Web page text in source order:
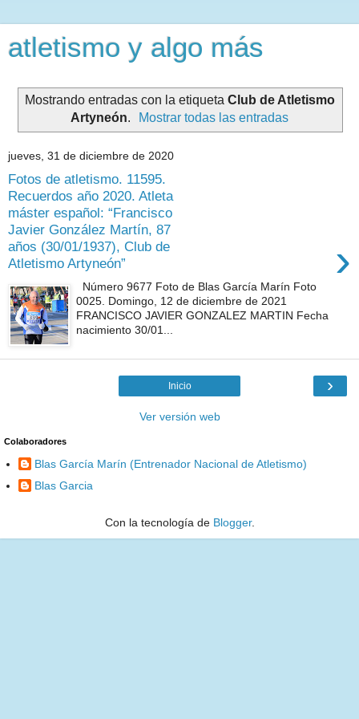
atletismo y algo más
Mostrando entradas con la etiqueta Club de Atletismo
Artyneón. Mostrar todas las entradas
jueves, 31 de diciembre de 2020
Fotos de atletismo. 11595.
Recuerdos año 2020. Atleta
máster español: “Francisco
Javier González Martín, 87
años (30/01/1937), Club de
Atletismo Artyneón”
›
Número 9677 Foto de Blas García Marín Foto
0025. Domingo, 12 de diciembre de 2021
FRANCISCO JAVIER GONZALEZ MARTIN Fecha
nacimiento 30/01...
›
Inicio
Ver versión web
Colaboradores
Blas García Marín (Entrenador Nacional de Atletismo)
Blas Garcia
Con la tecnología de Blogger.